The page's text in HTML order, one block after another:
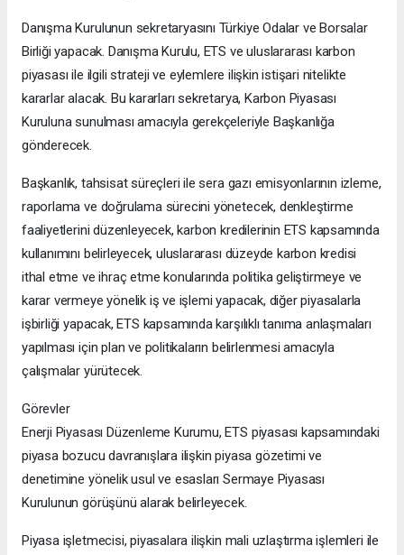
Danışma Kurulunun sekretaryasını Türkiye Odalar ve Borsalar
Birliği yapacak. Danışma Kurulu, ETS ve uluslararası karbon
piyasası ile ilgili strateji ve eylemlere ilişkin istişari nitelikte
kararlar alacak. Bu kararları sekretarya, Karbon Piyasası
Kuruluna sunulması amacıyla gerekçeleriyle Başkanlığa
gönderecek.
Başkanlık, tahsisat süreçleri ile sera gazı emisyonlarının izleme,
raporlama ve doğrulama sürecini yönetecek, denkleştirme
faaliyetlerini düzenleyecek, karbon kredilerinin ETS kapsamında
kullanımını belirleyecek, uluslararası düzeyde karbon kredisi
ithal etme ve ihraç etme konularında politika geliştirmeye ve
karar vermeye yönelik iş ve işlemi yapacak, diğer piyasalarla
işbirliği yapacak, ETS kapsamında karşılıklı tanıma anlaşmaları
yapılması için plan ve politikaların belirlenmesi amacıyla
çalışmalar yürütecek.
Görevler
Enerji Piyasası Düzenleme Kurumu, ETS piyasası kapsamındaki
piyasa bozucu davranışlara ilişkin piyasa gözetimi ve
denetimine yönelik usul ve esasları Sermaye Piyasası
Kurulunun görüşünü alarak belirleyecek.
Piyasa işletmecisi, piyasalara ilişkin mali uzlaştırma işlemleri ile